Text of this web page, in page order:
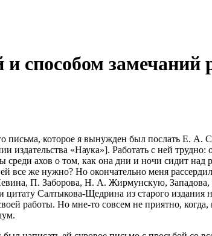
способом замечаний
которое я вынужден был послать Е.
издательства «Наука»]. Работать с ней
среди ахов о том, как она дни и ночи сидит
все же нужно? Но окончательно меня
П. Заборова, Н. А. Жирмунскую, Западова,
Салтыкова-Щедрина из старого
работы. Но мне-то совсем не приятно,